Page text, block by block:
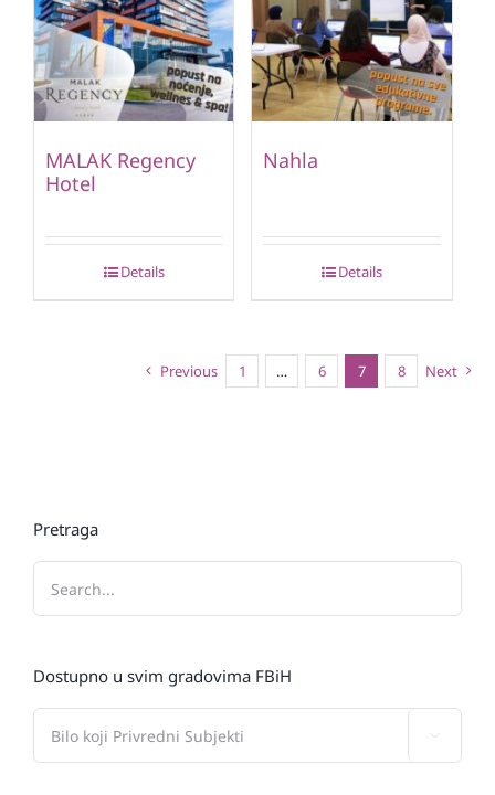
MALAK Regency
Hotel
Details
Nahla
Details
Previous 1 … 6 7 8 Next
Pretraga
Dostupno u svim gradovima FBiH